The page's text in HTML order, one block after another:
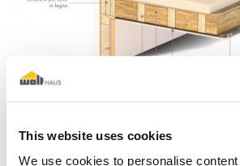
This website uses cookies
We use cookies to personalise
Tetto tradizionale